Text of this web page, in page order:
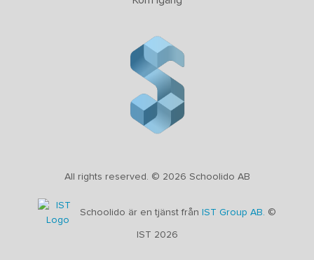
All rights reserved. © 2026 Schoolido AB
Schoolido är en tjänst från IST Group AB. ©
IST 2026